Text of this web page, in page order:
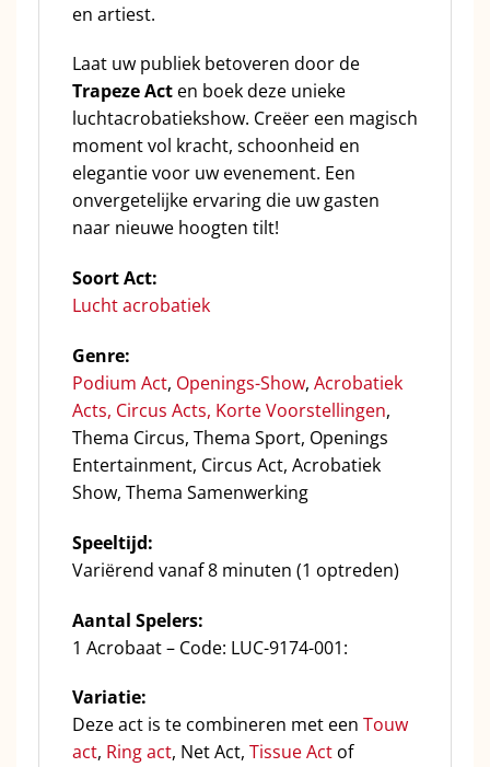
en artiest.
Laat uw publiek betoveren door de
Trapeze Act en boek deze unieke
luchtacrobatiekshow. Creëer een magisch
moment vol kracht, schoonheid en
elegantie voor uw evenement. Een
onvergetelijke ervaring die uw gasten
naar nieuwe hoogten tilt!
Soort Act:
Lucht acrobatiek
Genre:
Podium Act, Openings-Show, Acrobatiek
Acts, Circus Acts, Korte Voorstellingen,
Thema Circus, Thema Sport, Openings
Entertainment, Circus Act, Acrobatiek
Show, Thema Samenwerking
Speeltijd:
Variërend vanaf 8 minuten (1 optreden)
Aantal Spelers:
1 Acrobaat – Code: LUC-9174-001:
Variatie:
Deze act is te combineren met een Touw
act, Ring act, Net Act, Tissue Act of